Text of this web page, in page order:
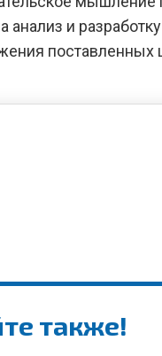
анализ и
поставленных
также!